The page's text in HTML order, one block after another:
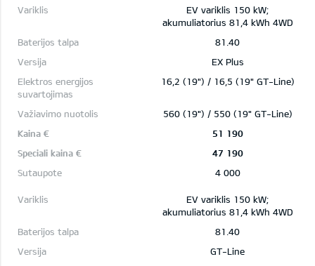
EV variklis 150 kW;
akumuliatorius 81,4 kWh 4WD
81.40
EX Plus
16,2 (19") / 16,5 (19" GT-Line)
560 (19") / 550 (19" GT-Line)
51 190
47 190
4 000
EV variklis 150 kW;
akumuliatorius 81,4 kWh 4WD
81.40
GT-Line